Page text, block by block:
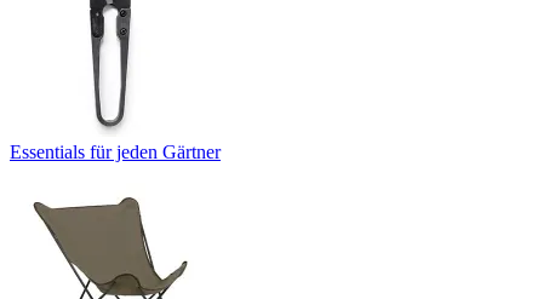
Essentials für jeden Gärtner